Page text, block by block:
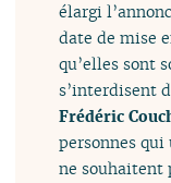
élargi
date de mise
qu’elles sont
s’interdisent
Frédéric
personnes
ne souhaitent